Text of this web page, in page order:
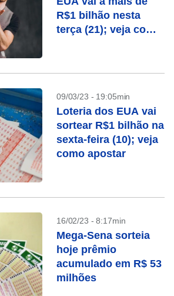
R$1 bilhão nesta
terça (21); veja como
09/03/23 - 19:05min
Loteria dos EUA vai
sortear R$1 bilhão na
sexta-feira (10); veja
como apostar
16/02/23 - 8:17min
Mega-Sena sorteia
hoje prêmio
acumulado em R$ 53
milhões